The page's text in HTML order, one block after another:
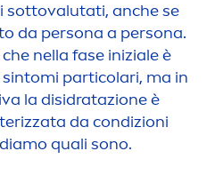
sottovalutati, anche se
da persona a persona.
nella fase iniziale è
particolari, ma in
la disidratazione è
da condizioni
quali sono.